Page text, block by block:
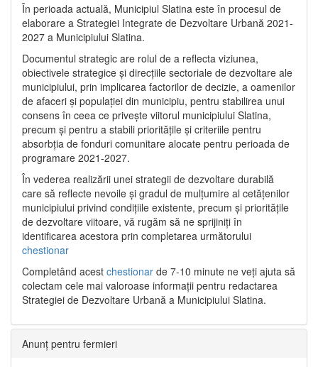
În perioada actuală, Municipiul Slatina este în procesul de
elaborare a Strategiei Integrate de Dezvoltare Urbană 2021‐
2027 a Municipiului Slatina.
Documentul strategic are rolul de a reflecta viziunea,
obiectivele strategice și direcțiile sectoriale de dezvoltare ale
municipiului, prin implicarea factorilor de decizie, a oamenilor
de afaceri și populației din municipiu, pentru stabilirea unui
consens în ceea ce privește viitorul municipiului Slatina,
precum și pentru a stabili prioritățile și criteriile pentru
absorbția de fonduri comunitare alocate pentru perioada de
programare 2021-2027.
În vederea realizării unei strategii de dezvoltare durabilă
care să reflecte nevoile și gradul de mulțumire al cetățenilor
municipiului privind condițiile existente, precum și prioritățile
de dezvoltare viitoare, vă rugăm să ne sprijiniți în
identificarea acestora prin completarea următorului
chestionar
Completând acest chestionar de 7-10 minute ne veți ajuta să
colectam cele mai valoroase informații pentru redactarea
Strategiei de Dezvoltare Urbană a Municipiului Slatina.
Anunț pentru fermieri